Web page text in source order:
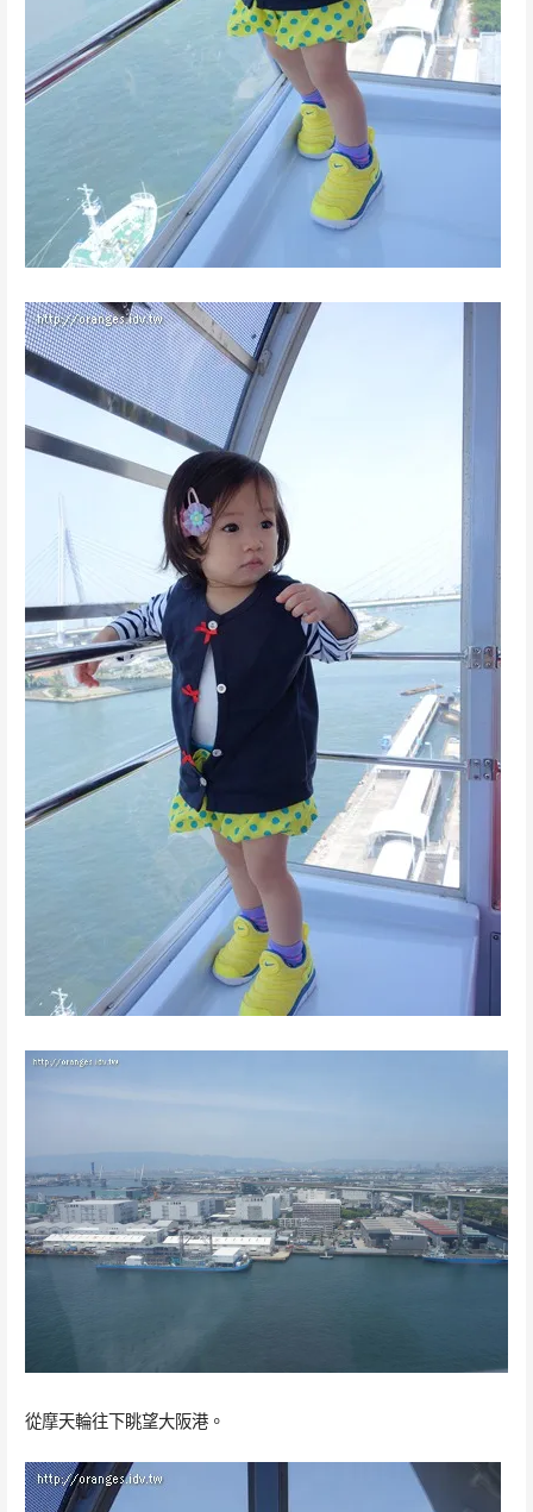
從摩天輪往下眺望大阪港。